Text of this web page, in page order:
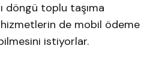
döngü toplu taşıma
de mobil ödeme
istiyorlar.